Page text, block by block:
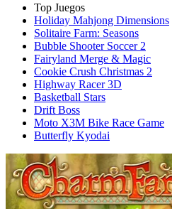
Top Juegos
Holiday Mahjong Dimensions
Solitaire Farm: Seasons
Bubble Shooter Soccer 2
Fairyland Merge & Magic
Cookie Crush Christmas 2
Highway Racer 3D
Basketball Stars
Drift Boss
Moto X3M Bike Race Game
Butterfly Kyodai